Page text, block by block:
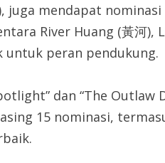
juga mendapat
River Huang (黃河),
untuk peran pendukung.
dan “The Outlaw
15 nominasi,